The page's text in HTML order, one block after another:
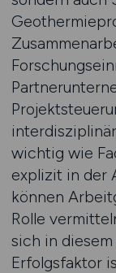
wichtig wie
explizit in der
können
Rolle
sich in
Erfolgsfaktor